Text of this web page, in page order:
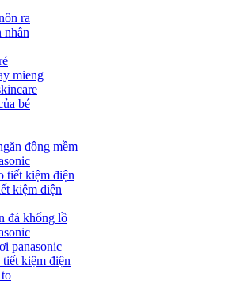
ra
nhân
mieng
bé
đông mềm
tiết kiệm điện
kiệm điện
đá khổng lồ
panasonic
tiết kiệm điện